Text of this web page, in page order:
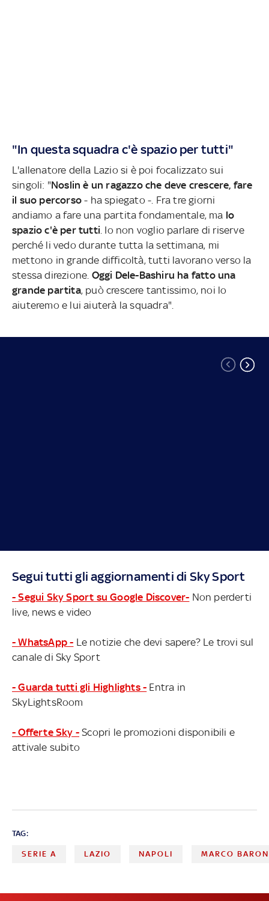
"In questa squadra c'è spazio per tutti"
L'allenatore della Lazio si è poi focalizzato sui
singoli: "Noslin è un ragazzo che deve crescere, fare
il suo percorso - ha spiegato -. Fra tre giorni
andiamo a fare una partita fondamentale, ma lo
spazio c'è per tutti . Io non voglio parlare di riserve
perché li vedo durante tutta la settimana, mi
mettono in grande difficoltà, tutti lavorano verso la
stessa direzione. Oggi Dele-Bashiru ha fatto una
grande partita, può crescere tantissimo, noi lo
aiuteremo e lui aiuterà la squadra".
Segui tutti gli aggiornamenti di Sky Sport
- Segui Sky Sport su Google Discover- Non perderti
live, news e video
- WhatsApp - Le notizie che devi sapere? Le trovi sul
canale di Sky Sport
- Guarda tutti gli Highlights - Entra in
SkyLightsRoom
- Offerte Sky - Scopri le promozioni disponibili e
attivale subito
TAG:
SERIE A LAZIO NAPOLI MARCO